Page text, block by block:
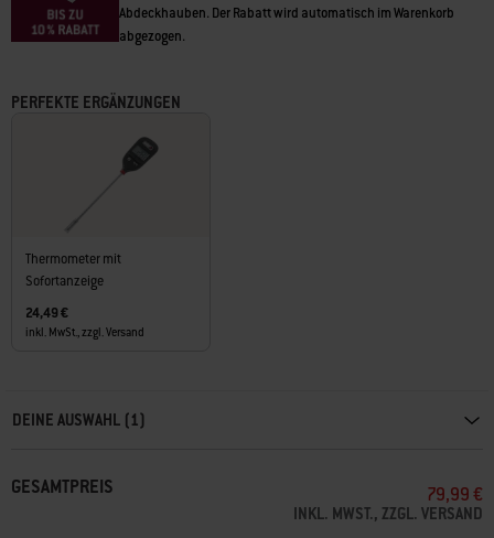
Abdeckhauben. Der Rabatt wird automatisch im Warenkorb
abgezogen.
PERFEKTE ERGÄNZUNGEN
Thermometer mit
Sofortanzeige
24,49 €
inkl. MwSt., zzgl. Versand
DEINE AUSWAHL (1)
GESAMTPREIS 79,99 €
INKL. MWST., ZZGL. VERSAND